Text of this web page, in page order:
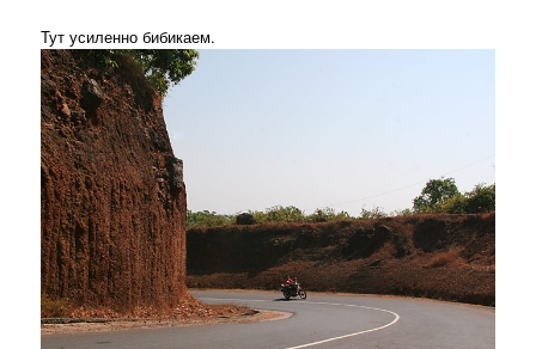
Тут усиленно бибикаем.